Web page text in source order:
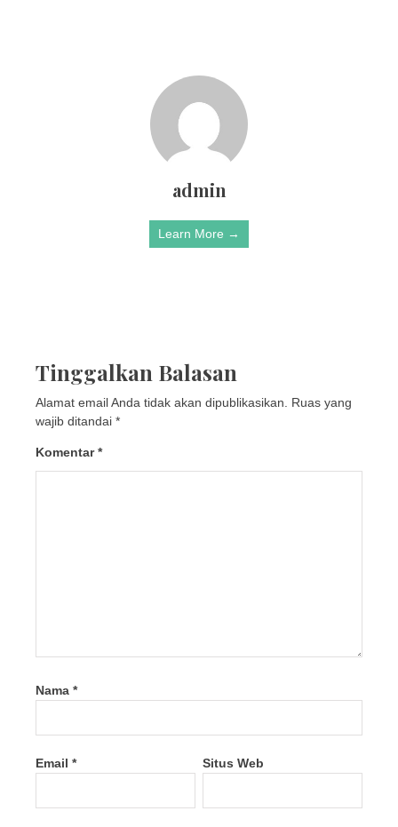
admin
Learn More →
Tinggalkan Balasan
Alamat email Anda tidak akan dipublikasikan.
Ruas yang
wajib ditandai *
Komentar*
Nama *
Email * Situs Web